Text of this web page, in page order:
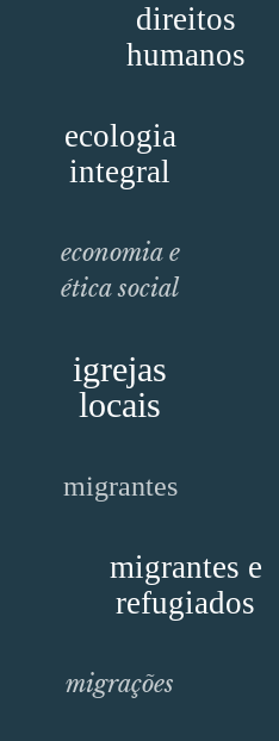
direitos
humanos
ecologia
integral
economia e
ética social
igrejas
locais
migrantes
migrantes e
refugiados
migrações